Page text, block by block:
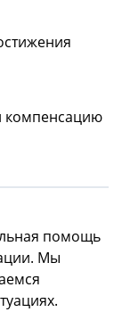
компенсацию
помощь
Мы